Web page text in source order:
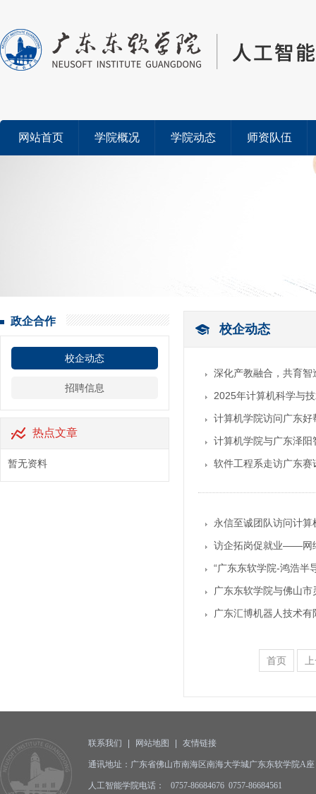
网站首页 学院概况 学院动态 师资队伍
政企合作
校企动态
招聘信息
热点文章
暂无资料
校企动态
深化产教融合，共育
2025年计算机科学与
计算机学院访问广东
计算机学院与广东泽
软件工程系走访广东
永信至诚团队访问计
访企拓岗促就业——网
“广东东软学院-鸿浩半
广东东软学院与佛山
广东汇博机器人技术
首页
联系我们 网站地图 友情链接
通讯地址：广东省佛山市南海区南海大学城广东东软学院A
人工智能学院电话： 0757-86684676 0757-86684561